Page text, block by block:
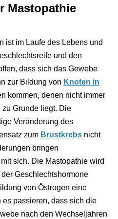
Mastopathie
ist im Laufe des Lebens und
und den
dass sich das Gewebe
zur Bildung von Knoten in
kommen, denen nicht immer
Grunde liegt. Die
Veränderung des
zum Brustkrebs nicht
bringen
sich. Die Mastopathie wird
Geschlechtshormone
von Östrogen eine
passieren, dass sich die
nach den Wechseljahren